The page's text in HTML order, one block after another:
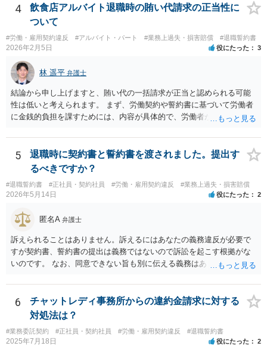
る、賃金減額を受け入れる、などの条件が自動的に発動されるもので
ない限り、PIPの定性評価が即解雇につながる可能性は高くなく、今回
のPIP自体をさほど恐れる必要はないと思います。 外資系企業は、PIP
をやれば退職させられると考えているケースが多いですが、PIPをやっ
ても、やらなくても、結局は労働契約法第16条の要件を満たさない限
り解雇はできないので、PIPは説得材料に用いられるにすぎず、結局は
パッケージの額と労働者の退職意思で決まるのです。IBM事件、ブル
ームバーグ事件など、有名な外資系企業での解雇事件の裁判例で、PIP
後の解雇が無効とされた例は珍しくありません。 他方、期限までにパ
ッケージを受け入れないと内容がダウンするというのは、会社側が一
般的に使うロジックです。そうしないと労働者側がいつまでも受諾を
延期しかねないからです。しかし、会社側はパッケージの金額を下げ
れば労働者が退職を拒む方向に働き、雇用継続しなければいけなくな
るので、ダウンするというロジックを本音ではなく駆け引きで使用し
ている可能性が高いです。４か月というのは、一般的な初回提示とし
ては低すぎず、高すぎずという水準ですので、本音ではこれで最終決
着したいと考えている可能性が高いと思います。 ではどうすればいい
た弁護士に大急ぎで評価してもらい、仮に労働審判に持ち込んだ場合
な資料を提供すれば、①過去のパフォーマンスがかなり悪いので４か
月なら十分、②過去のパフォーマンスに目立った落ち度はないので４
か月は少なすぎる、③過去のパフォーマンスはそれなりに落ち度があ
①ならパッケージ受諾、②ならしっかり交渉、③なら微妙な判断、と
いうところでしょう。
4
飲食店アルバイト退職時の賄い代請求の正当性に
ついて
#労働・雇用契約違反 #アルバイト・パート #業務上過失・損害賠償 #退職誓約書
2026年2月5日 役にたった 3
林 遥平 弁護士
結論から申し上げますと、賄い代の一括請求が正当と認められる可能
性は低いと考えられます。 まず、労働契約や誓約書に基づいて労働者
に金銭的負担を課すためには、内容が具体的で、労働者が事前に十分
り、賄い1回あたりの金額が事前に明示されておらず、「現物支給品」
の具体的内容や返還方法について説明がなく、給与明細にも賄い代や
現物支給としての記載がないといった点があり、どのような義務が生
じるのかが不明確です。このような条項を根拠に、退職時にまとめて
賄い代を請求することは、契約として有効とは言い難いと思います。
また、賄いが日常的に提供されていた場合、それは福利厚生の一環や
労務提供に付随する便宜と評価されるように思います。
5
退職時に契約書と誓約書を渡されました。提出す
るべきですか？
#退職誓約書 #正社員・契約社員 #労働・雇用契約違反 #業務上過失・損害賠償
2026年5月14日 役にたった 2
匿名A 弁護士
訴えられることはありません。訴えるにはあなたの義務違反が必要で
すが契約書、誓約書の提出は義務ではないので訴訟を起こす根拠がな
いのです。 なお、同意できない旨も別に伝える義務はありません（伝
ら労基に相談すれば十分と思います。 電話に出ると話の流れで上手く
提出する方向に話をもっていかれるかもしれないので電話も出ないこ
とを勧めます。
6
チャットレディ事務所からの違約金請求に対する
対処法は？
#業務委託契約 #正社員・契約社員 #労働・雇用契約違反 #退職誓約書
2025年7月18日 役にたった 2